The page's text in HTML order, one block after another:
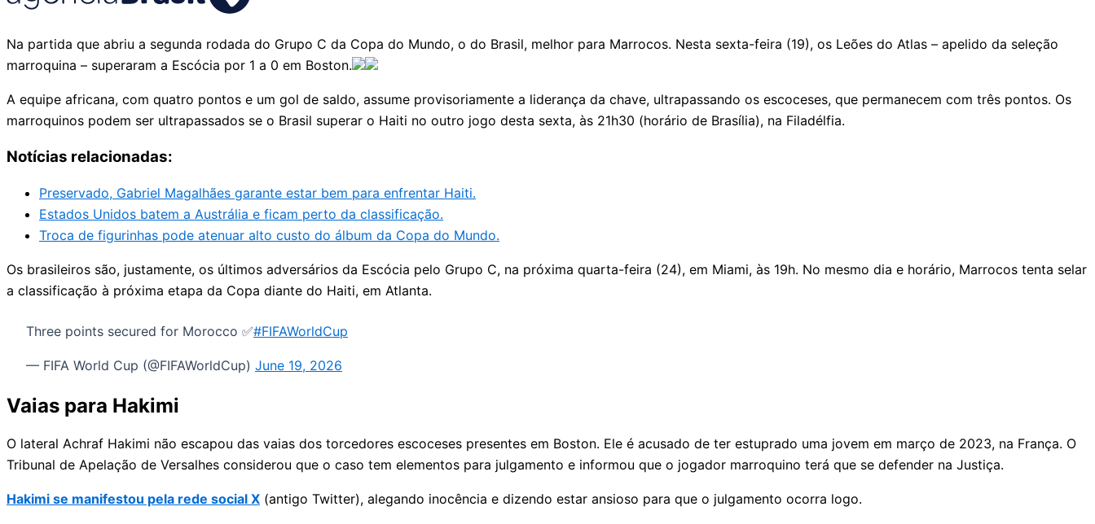
Na partida que abriu a segunda rodada do Grupo C da Copa do Mundo, o do Brasil, melhor para Marrocos. Nesta sexta-feira (19), os Leões do Atlas – apelido da seleção
marroquina – superaram a Escócia por 1 a 0 em Boston.
A equipe africana, com quatro pontos e um gol de saldo, assume provisoriamente a liderança da chave, ultrapassando os escoceses, que permanecem com três pontos. Os
marroquinos podem ser ultrapassados se o Brasil superar o Haiti no outro jogo desta sexta, às 21h30 (horário de Brasília), na Filadélfia.
Notícias relacionadas:
Preservado, Gabriel Magalhães garante estar bem para enfrentar Haiti.
Estados Unidos batem a Austrália e ficam perto da classificação.
Troca de figurinhas pode atenuar alto custo do álbum da Copa do Mundo.
Os brasileiros são, justamente, os últimos adversários da Escócia pelo Grupo C, na próxima quarta-feira (24), em Miami, às 19h. No mesmo dia e horário, Marrocos tenta selar
a classificação à próxima etapa da Copa diante do Haiti, em Atlanta.
Three points secured for Morocco ✅#FIFAWorldCup
— FIFA World Cup (@FIFAWorldCup) June 19, 2026
Vaias para Hakimi
O lateral Achraf Hakimi não escapou das vaias dos torcedores escoceses presentes em Boston. Ele é acusado de ter estuprado uma jovem em março de 2023, na França. O
Tribunal de Apelação de Versalhes considerou que o caso tem elementos para julgamento e informou que o jogador marroquino terá que se defender na Justiça.
Hakimi se manifestou pela rede social X (antigo Twitter), alegando inocência e dizendo estar ansioso para que o julgamento ocorra logo.